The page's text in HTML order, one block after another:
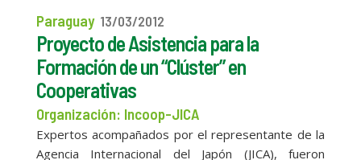
Paraguay 13/03/2012
Proyecto de Asistencia para la
Formación de un “Clúster” en
Cooperativas
Organización: Incoop-JICA
Expertos acompañados por el representante de la
Agencia Internacional del Japón (JICA), fueron